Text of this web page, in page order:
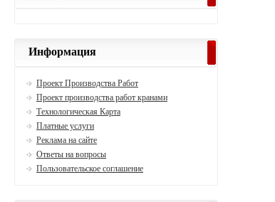
Информация
Проект Производства Работ
Проект производства работ кранами
Технологическая Карта
Платные услуги
Реклама на сайте
Ответы на вопросы
Пользовательское соглашение